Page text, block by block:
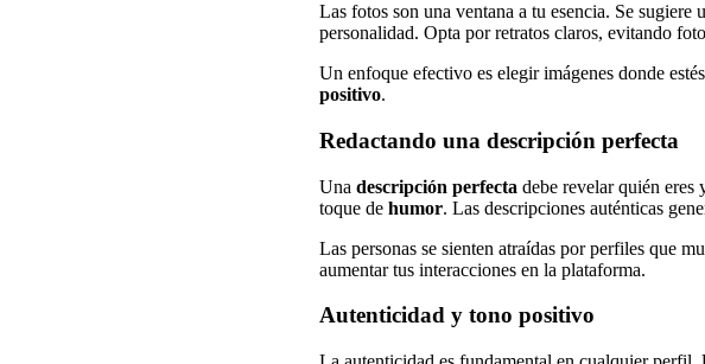
Las fotos son una ventana a tu esencia. Se sugiere
personalidad. Opta por retratos claros, evitando
Un enfoque efectivo es elegir imágenes donde
positivo.
Redactando una descripción perfecta
Una descripción perfecta debe revelar quién eres
toque de humor. Las descripciones auténticas
Las personas se sienten atraídas por perfiles que
aumentar tus interacciones en la plataforma.
Autenticidad y tono positivo